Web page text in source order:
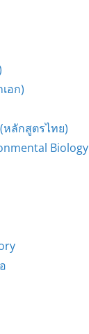
อก)
หลักสูตรไทย)
Biology